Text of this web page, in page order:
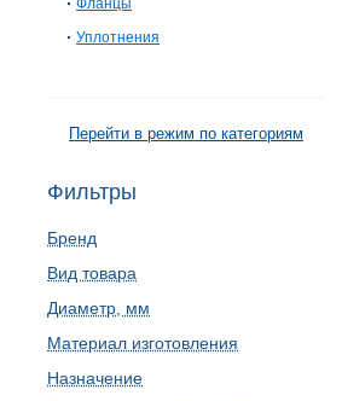
Фланцы
Уплотнения
Перейти в режим по категориям
Фильтры
Бренд
Вид товара
Диаметр, мм
Материал изготовления
Назначение